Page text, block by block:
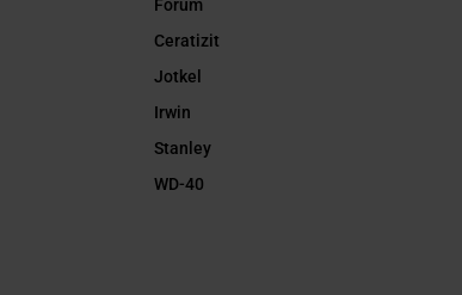
Forum
Ceratizit
Jotkel
Irwin
Stanley
WD-40